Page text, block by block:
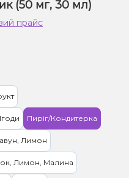
(50 мг, 30 мл)
прайс
Пиріг/Кондитерка
Лимон
Лимон, Малина